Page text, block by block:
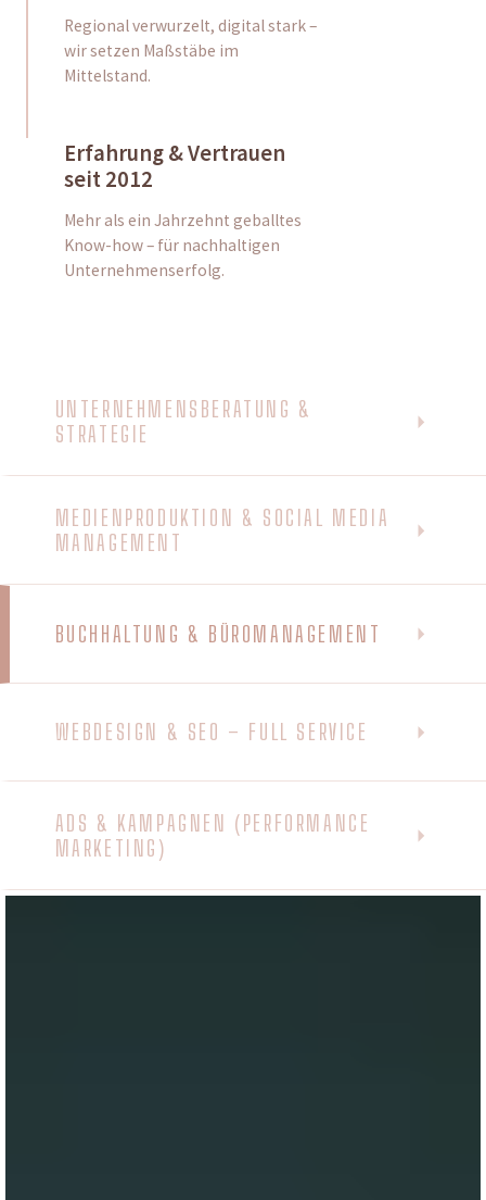
Regional verwurzelt, digital stark –
wir setzen Maßstäbe im
Mittelstand.
Erfahrung & Vertrauen
seit 2012
Mehr als ein Jahrzehnt geballtes
Know-how – für nachhaltigen
Unternehmenserfolg.
UNTERNEHMENSBERATUNG &
STRATEGIE
MEDIENPRODUKTION & SOCIAL MEDIA
MANAGEMENT
BUCHHALTUNG & BÜROMANAGEMENT
WEBDESIGN & SEO – FULL SERVICE
ADS & KAMPAGNEN (PERFORMANCE
MARKETING)